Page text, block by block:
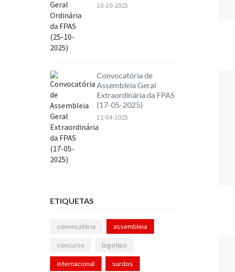
10-10-2025
Convocatória de
Assembleia Geral
Extraordinária da FPAS
(17-05-2025)
12-04-2025
ETIQUETAS
convocatória assembleia
concurso logotipo
internacional surdos